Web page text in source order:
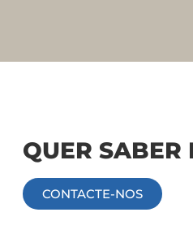
QUER SABER
CONTACTE-NOS